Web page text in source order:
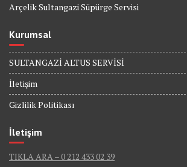
Arçelik Sultangazi Süpürge Servisi
Kurumsal
SULTANGAZİ ALTUS SERVİSİ
İletişim
Gizlilik Politikası
İletişim
TIKLA ARA – 0 212 433 02 39